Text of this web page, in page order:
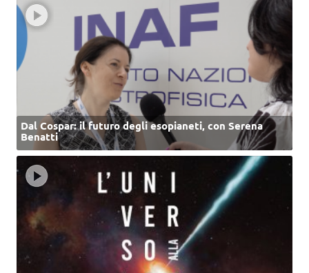
Dal Cospar: il futuro degli esopianeti, con Serena
Benatti